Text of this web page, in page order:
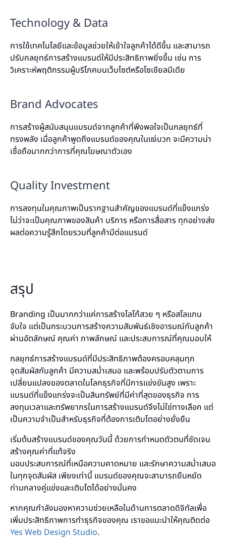
Technology & Data
การใช้เทคโนโลยีและข้อมูลช่วยให้เข้าใจลูกค้าได้ดีขึ้น และสามารถ
ปรับกลยุทธ์การสร้างแบรนด์ให้มีประสิทธิภาพยิ่งขึ้น เช่น การ
วิเคราะห์พฤติกรรมผู้บริโภคบนเว็บไซต์หรือโซเชียลมีเดีย
Brand Advocates
การสร้างผู้สนับสนุนแบรนด์จากลูกค้าที่พึงพอใจเป็นกลยุทธ์ที่
ทรงพลัง เมื่อลูกค้าพูดถึงแบรนด์ของคุณในแง่บวก จะมีความน่า
เชื่อถือมากกว่าการที่คุณโฆษณาตัวเอง
Quality Investment
การลงทุนในคุณภาพเป็นรากฐานสำคัญของแบรนด์ที่แข็งแกร่ง
ไม่ว่าจะเป็นคุณภาพของสินค้า บริการ หรือการสื่อสาร ทุกอย่างส่ง
ผลต่อความรู้สึกโดยรวมที่ลูกค้ามีต่อแบรนด์
สรุป
Branding เป็นมากกว่าแค่การสร้างโลโก้สวย ๆ หรือสโลแกน
จับใจ แต่เป็นกระบวนการสร้างความสัมพันธ์เชิงอารมณ์กับลูกค้า
ผ่านอัตลักษณ์ คุณค่า ภาพลักษณ์ และประสบการณ์ที่คุณมอบให้
กลยุทธ์การสร้างแบรนด์ที่มีประสิทธิภาพต้องครอบคลุมทุก
จุดสัมผัสกับลูกค้า มีความสม่ำเสมอ และพร้อมปรับตัวตามการ
เปลี่ยนแปลงของตลาดในโลกธุรกิจที่มีการแข่งขันสูง เพราะ
แบรนด์ที่แข็งแกร่งจะเป็นสินทรัพย์ที่มีค่าที่สุดของธุรกิจ การ
ลงทุนเวลาและทรัพยากรในการสร้างแบรนด์จึงไม่ใช่ทางเลือก แต่
เป็นความจำเป็นสำหรับธุรกิจที่ต้องการเติบโตอย่างยั่งยืน
เริ่มต้นสร้างแบรนด์ของคุณวันนี้ ด้วยการกำหนดตัวตนที่ชัดเจน
สร้างคุณค่าที่แท้จริง
มอบประสบการณ์ที่เหนือความคาดหมาย และรักษาความสม่ำเสมอ
ในทุกจุดสัมผัส เพียงเท่านี้ แบรนด์ของคุณจะสามารถยืนหยัด
ท่ามกลางคู่แข่งและเติบโตได้อย่างมั่นคง
หากคุณกำลังมองหาความช่วยเหลือในด้านการตลาดดิจิทัลเพื่อ
เพิ่มประสิทธิภาพการทำธุรกิจของคุณ เราขอแนะนำให้คุณติดต่อ
Yes Web Design Studio.